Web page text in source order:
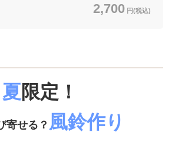
2,700 円(税込)
夏限定！
寄せる？ 風鈴作り